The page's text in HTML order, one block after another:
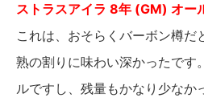
ストラスアイラ 8年 (GM) オー
これは、おそらくバーボン樽だ
熟の割りに味わい深かったです
ルですし、残量もかなり少なか